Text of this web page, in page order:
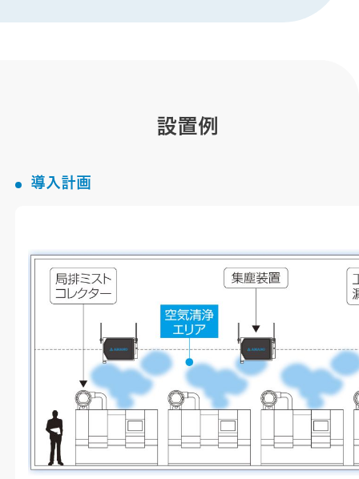
設置例
導入計画